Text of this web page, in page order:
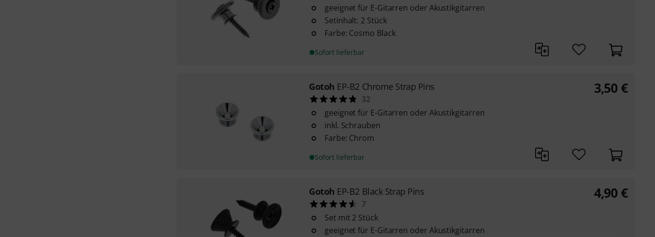
geeignet für E-Gitarren oder Akustikgitarren
Setinhalt: 2 Stück
Farbe: Cosmo Black
Sofort lieferbar
Gotoh EP-B2 Chrome Strap Pins
32
geeignet für E-Gitarren oder Akustikgitarren
inkl. Schrauben
Farbe: Chrom
Sofort lieferbar
3,50 €
Gotoh EP-B2 Black Strap Pins
7
Set mit 2 Stück
geeignet für E-Gitarren oder Akustikgitarren
4,90 €